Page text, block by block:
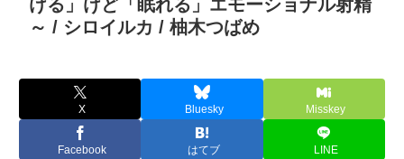
ける」けど「眠れる」エモーショナル射精
～ / シロイルカ / 柚木つばめ
X Bluesky Misskey
Facebook はてブ LINE